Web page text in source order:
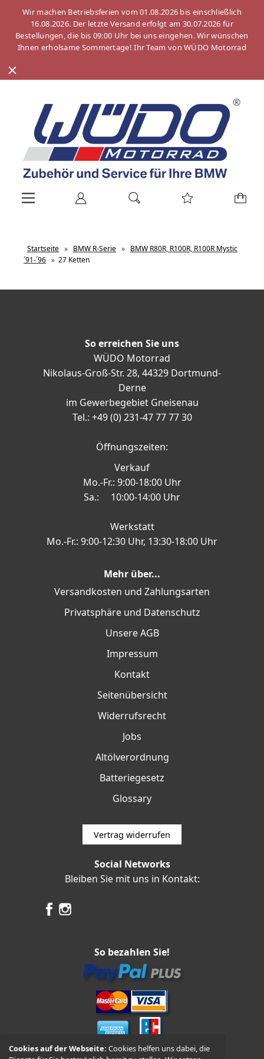
Cookies auf der Webseite:Cookies helfen uns dabei, die
Wir machen Betriebsferien vom 01.08.2026 bis einschließlich
16.08.2026. Der letzte Versand erfolgt am 30.07.2026 für
Bestellungen, die bis 09:00 Uhr bei uns eingehen. Wir wünschen
Ihnen erholsame Sommertage! Ihr Team von WÜDO Motorrad
Startseite » BMW R-Serie » BMW R80R, R100R, R100R Mystic
´91-´96 » 27 Ketten
So erreichen Sie uns
WÜDO Motorrad
Nikolaus-Groß-Str. 28, 44329 Dortmund-
Derne
im Gewerbegebiet Gneisenau
Tel.: +49 (0) 231-47 77 77 30
Öffnungszeiten:
Verkauf
Mo.-Fr.: 9:00-18:00 Uhr
Sa.: 10:00-14:00 Uhr
Werkstatt
Mo.-Fr.: 9:00-12:30 Uhr, 13:30-18:00 Uhr
Mehr über...
Versandkosten und Zahlungsarten
Privatsphäre und Datenschutz
Unsere AGB
Impressum
Kontakt
Seitenübersicht
Widerrufsrecht
Jobs
Altölverordnung
Batteriegesetz
Glossary
Vertrag widerrufen
Social Networks
Bleiben Sie mit uns in Kontakt:
So bezahlen Sie!